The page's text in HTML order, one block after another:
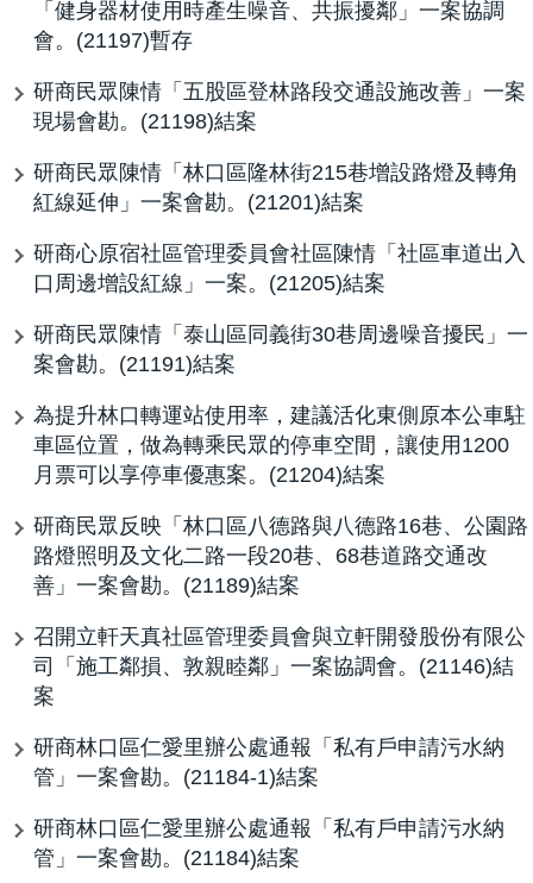
「健身器材使用時產生噪音、共振擾鄰」一案協調
會。(21197)暫存
研商民眾陳情「五股區登林路段交通設施改善」一案
現場會勘。(21198)結案
研商民眾陳情「林口區隆林街215巷增設路燈及轉角
紅線延伸」一案會勘。(21201)結案
研商心原宿社區管理委員會社區陳情「社區車道出入
口周邊增設紅線」一案。(21205)結案
研商民眾陳情「泰山區同義街30巷周邊噪音擾民」一
案會勘。(21191)結案
為提升林口轉運站使用率，建議活化東側原本公車駐
車區位置，做為轉乘民眾的停車空間，讓使用1200
月票可以享停車優惠案。(21204)結案
研商民眾反映「林口區八德路與八德路16巷、公園路
路燈照明及文化二路一段20巷、68巷道路交通改
善」一案會勘。(21189)結案
召開立軒天真社區管理委員會與立軒開發股份有限公
司「施工鄰損、敦親睦鄰」一案協調會。(21146)結
案
研商林口區仁愛里辦公處通報「私有戶申請污水納
管」一案會勘。(21184-1)結案
研商林口區仁愛里辦公處通報「私有戶申請污水納
管」一案會勘。(21184)結案